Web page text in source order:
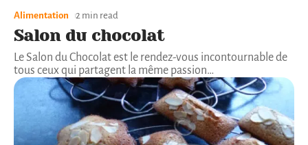
Alimentation 2 min read
Salon du chocolat
Le Salon du Chocolat est le rendez-vous incontournable de
tous ceux qui partagent la même passion…